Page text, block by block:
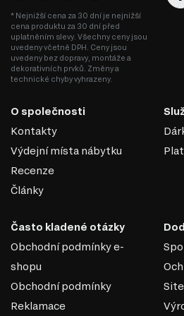
PUR PĚNA
Polyuretanová pěna je syntetická
polymeru, která vytváří v
materiál tvrdý nebo měkký. Jeho
zřídka. Matrace PPU poskytují
spánku a vytvářejí optimální
Vydrží velké denní zatížení, časem
porézní struktura umožňuje
* Nejnižší cena za 30 dní je nejnižší
cena produktu za 30 dní před
uplatněním slevy. Všechny ceny jsou
uvedeny včetně DPH. Ceny jsou
uvedeny bez dopravy, montáže a
dekorativních prvků. Změny a
technické chyby vyhrazeny.
O společnosti
Kontakty
Výdejní místa nábytku
Recenze
Články
Často kladené otázky
Obchodní podmínky e-
shopu
Obchodní podmínky
Reklamace